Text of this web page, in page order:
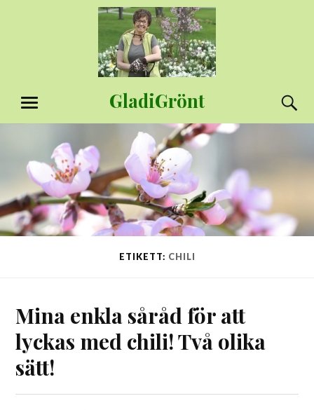
GladiGrönt
MENY
ETIKETT: CHILI
Mina enkla såråd för att
lyckas med chili! Två olika
sätt!